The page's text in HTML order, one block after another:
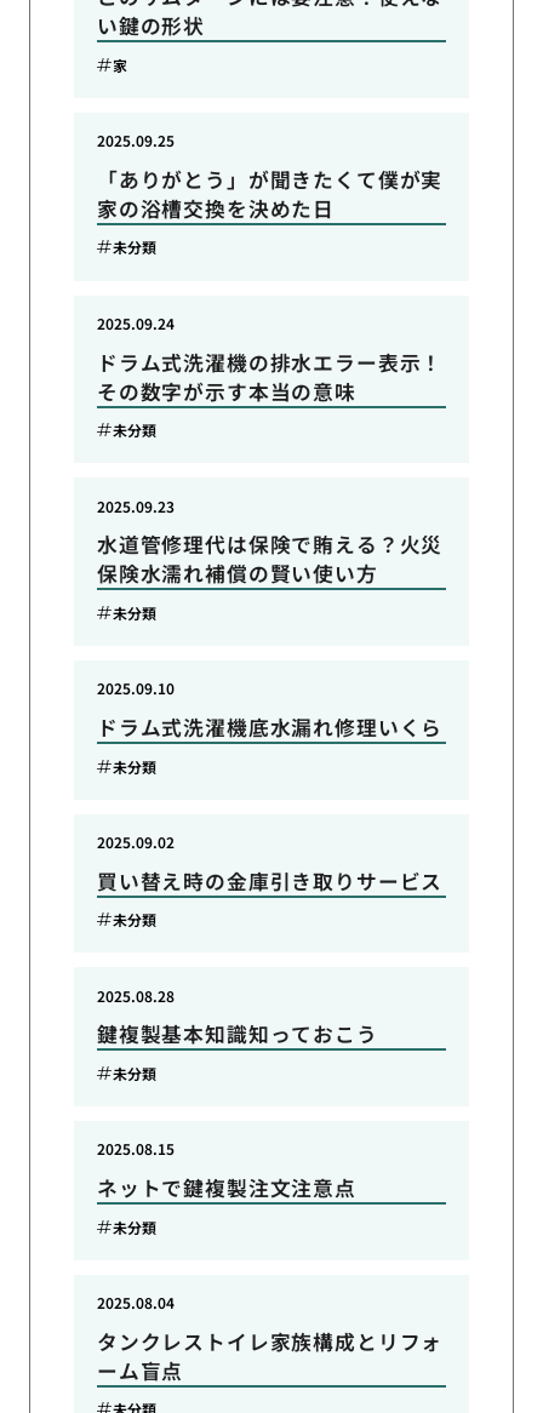
い鍵の形状
家
「ありがとう」が聞きたくて僕が実
家の浴槽交換を決めた日
2025.09.25
未分類
ドラム式洗濯機の排水エラー表示！
その数字が示す本当の意味
2025.09.24
未分類
水道管修理代は保険で賄える？火災
保険水濡れ補償の賢い使い方
2025.09.23
未分類
ドラム式洗濯機底水漏れ修理いくら
2025.09.10
未分類
買い替え時の金庫引き取りサービス
2025.09.02
未分類
鍵複製基本知識知っておこう
2025.08.28
未分類
ネットで鍵複製注文注意点
2025.08.15
未分類
タンクレストイレ家族構成とリフォ
ーム盲点
2025.08.04